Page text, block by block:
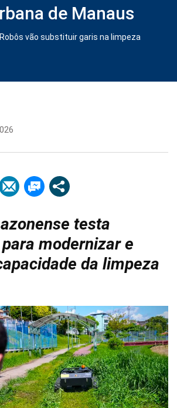
de Manaus
Robôs vão substituir garis na limpeza
testa
modernizar e
da limpeza